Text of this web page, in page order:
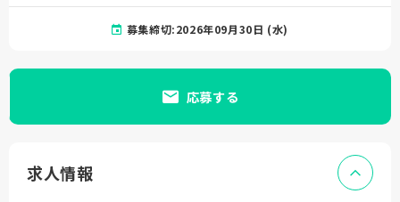
募集締切:2026年09月30日 (水)
応募する
求人情報